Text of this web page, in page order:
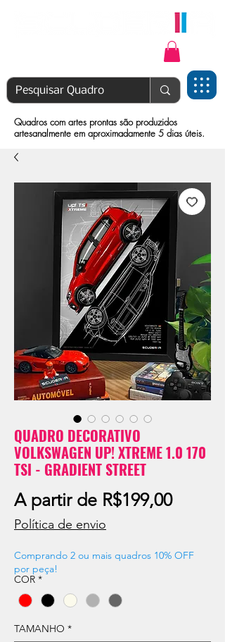
Quadros com artes prontas são produzidos
artesanalmente em aproximadamente 5 dias úteis.
QUADRO DECORATIVO
VOLKSWAGEN UP! XTREME 1.0 170
TSI - GRADIENT STREET
A partir de R$199,00Preço
Política de envio
Comprando 2 ou mais quadros 10% OFF
por peça!
COR *
TAMANHO *